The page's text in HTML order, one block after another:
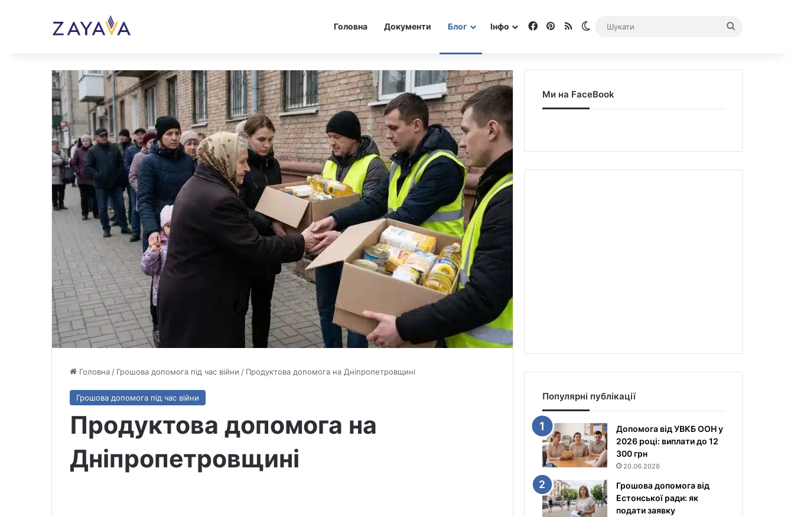
Головна Документи Блог Інфо Facebook
Pinterest
RSS Switch skin
Головна / Грошова допомога під час війни / Продуктова допомога на Дніпропетровщині
Грошова допомога під час війни
Продуктова допомога на
Дніпропетровщині
Ми на FaceBook
Популярні публікації
Допомога від УВКБ ООН у
2026 році: виплати до 12
300 грн
20.06.2026
Грошова допомога від
Естонської ради: як
подати заявку